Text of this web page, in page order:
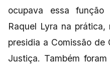
ocupava essa
Raquel Lyra na
presidia a Comissão de
Justiça. Também